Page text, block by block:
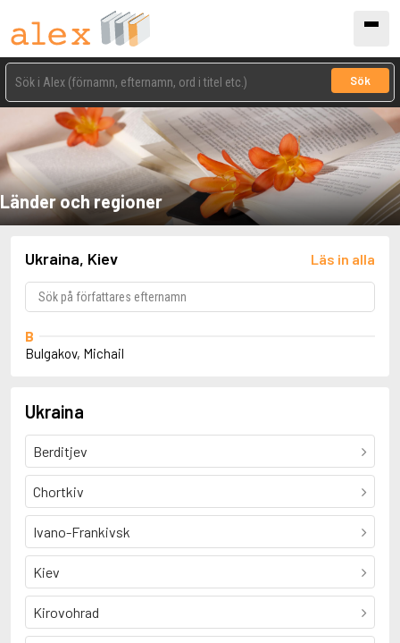
Sök
Länder och regioner
Ukraina, Kiev Läs in alla
B
Bulgakov, Michail
Ukraina
Berditjev
Chortkiv
Ivano-Frankivsk
Kiev
Kirovohrad